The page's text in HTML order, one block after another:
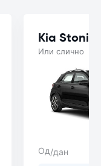
Kia Stonic
Или слично
Од/дан